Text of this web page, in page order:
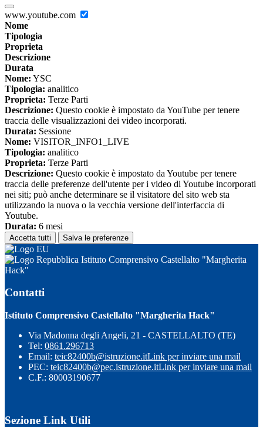
www.youtube.com
Nome
Tipologia
Proprieta
Descrizione
Durata
Nome: YSC
Tipologia: analitico
Proprieta: Terze Parti
Descrizione: Questo cookie è impostato da YouTube per tenere
traccia delle visualizzazioni dei video incorporati.
Durata: Sessione
Nome: VISITOR_INFO1_LIVE
Tipologia: analitico
Proprieta: Terze Parti
Descrizione: Questo cookie è impostato da Youtube per tenere
traccia delle preferenze dell'utente per i video di Youtube incorporati
nei siti; può anche determinare se il visitatore del sito web sta
utilizzando la nuova o la vecchia versione dell'interfaccia di
Youtube.
Durata: 6 mesi
Accetta tutti Salva le preferenze
Istituto Comprensivo Castellalto "Margherita
Hack"
Contatti
Istituto Comprensivo Castellalto "Margherita Hack"
Via Madonna degli Angeli, 21 - CASTELLALTO (TE)
Tel: 0861.296713
Email: teic82400b@istruzione.itLink per inviare una mail
PEC: teic82400b@pec.istruzione.itLink per inviare una mail
C.F.: 80003190677
Sezione Link Utili